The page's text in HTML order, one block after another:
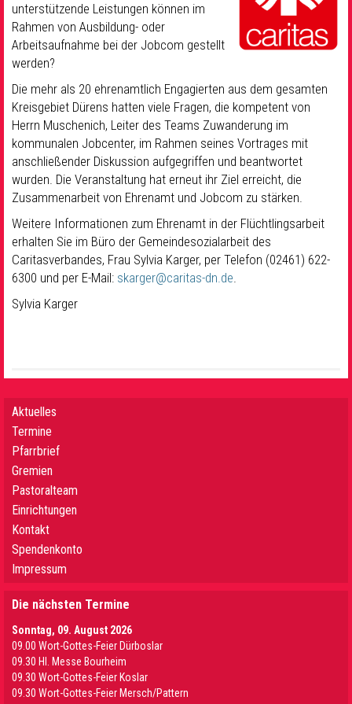
unterstützende Leistungen können im
Rahmen von Ausbildung- oder
Arbeitsaufnahme bei der Jobcom gestellt
werden?
Die mehr als 20 ehrenamtlich Engagierten aus dem gesamten
Kreisgebiet Dürens hatten viele Fragen, die kompetent von
Herrn Muschenich, Leiter des Teams Zuwanderung im
kommunalen Jobcenter, im Rahmen seines Vortrages mit
anschließender Diskussion aufgegriffen und beantwortet
wurden. Die Veranstaltung hat erneut ihr Ziel erreicht, die
Zusammenarbeit von Ehrenamt und Jobcom zu stärken.
Weitere Informationen zum Ehrenamt in der Flüchtlingsarbeit
erhalten Sie im Büro der Gemeindesozialarbeit des
Caritasverbandes, Frau Sylvia Karger, per Telefon (02461) 622-
6300 und per E-Mail: skarger@caritas-dn.de.
Sylvia Karger
Aktuelles
Termine
Pfarrbrief
Gremien
Pastoralteam
Einrichtungen
Kontakt
Spendenkonto
Impressum
Die nächsten Termine
Sonntag, 09. August 2026
09.00 Wort-Gottes-Feier Dürboslar
09.30 HI. Messe Bourheim
09.30 Wort-Gottes-Feier Koslar
09.30 Wort-Gottes-Feier Mersch/Pattern